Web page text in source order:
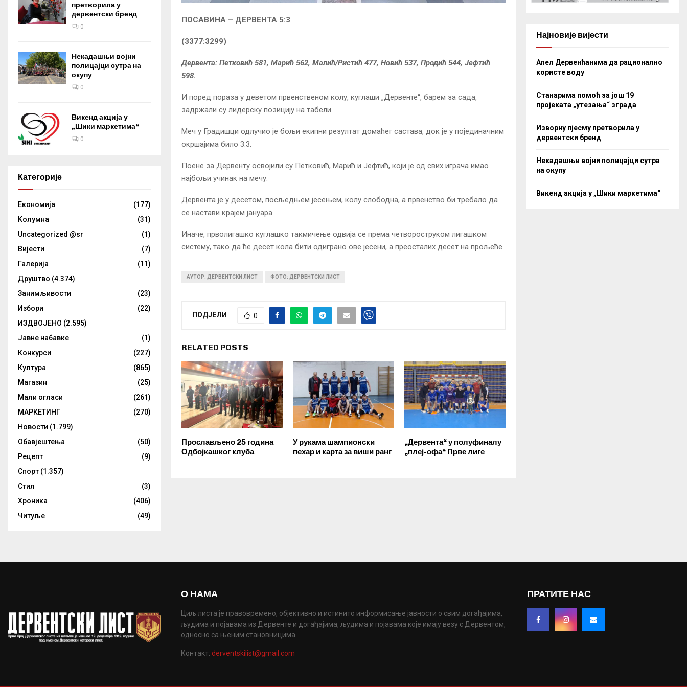
ПОСАВИНА – ДЕРВЕНТА 5:3
(3377:3299)
Дервента: Петковић 581, Марић 562, Малић/Ристић 477, Новић 537, Продић 544, Јефтић
598.
И поред пораза у деветом првенственом колу, куглаши „Дервенте“, барем за сада,
задржали су лидерску позицију на табели.
Меч у Градишци одлучио је бољи екипни резултат домаћег састава, док је у појединачним
окршајима било 3:3.
Поене за Дервенту освојили су Петковић, Марић и Јефтић, који је од свих играча имао
најбољи учинак на мечу.
Дервента је у десетом, посљедњем јесењем, колу слободна, а првенство би требало да
се настави крајем јануара.
Иначе, прволигашко куглашко такмичење одвија се према четвороструком лигашком
систему, тако да ће десет кола бити одиграно ове јесени, а преосталих десет на прољеће.
АУТОР: ДЕРВЕНТСКИ ЛИСТ ФОТО: ДЕРВЕНТСКИ ЛИСТ
ПОДЈЕЛИ 0
RELATED POSTS
Прослављено 25 година
Одбојкашког клуба
У рукама шампионски
пехар и карта за виши ранг
„Дервента“ у полуфиналу
„плеј-офа“ Прве лиге
претворила у
дервентски бренд
0
Некадашњи војни
полицајци сутра на
окупу
0
Викенд акција у
„Шики маркетима“
0
Категорије
Eкономија
(177)
Kолумнa
(31)
Uncategorized @sr
(1)
Вијести
(7)
Галерија
(11)
Друштво (4.374)
Занимљивости
(23)
Избори
(22)
ИЗДВОЈЕНО (2.595)
Јавне набавке
(1)
Конкурси
(227)
Култура
(865)
Магазин
(25)
Мали огласи
(261)
МАРКЕТИНГ
(270)
Новости (1.799)
Обавјештења
(50)
Рецепт
(9)
Спорт (1.357)
Стил
(3)
Хроника
(406)
Читуље
(49)
Најновије вијести
Апел Дервенћанима да рационално
користе воду
Станарима помоћ за још 19
пројеката „утезања“ зграда
Изворну пјесму претворила у
дервентски бренд
Некадашњи војни полицајци сутра
на окупу
Викенд акција у „Шики маркетима“
О НАМА
Циљ листа је правовремено, објективно и истинито информисање јавности о свим догађајима,
људима и појавама из Дервенте и догађајима, људима и појавама које имају везу с Дервентом,
односно са њеним становницима.
Контакт: derventskilist@gmail.com
ПРАТИТЕ НАС